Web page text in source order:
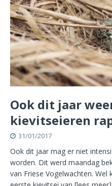
Ook dit jaar
kievitseieren
31/01/2017
Ook dit jaar mag er niet
worden. Dit werd maandag
van Friese Vogelwachten.